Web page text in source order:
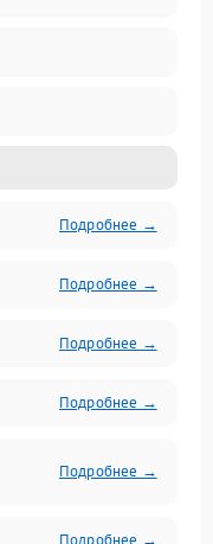
Подробнее →
Подробнее →
Подробнее →
Подробнее →
Подробнее →